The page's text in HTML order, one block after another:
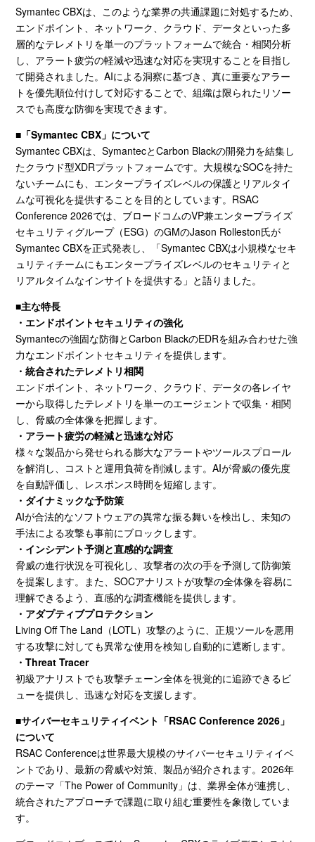
Symantec CBXは、このような業界の共通課題に対処するため、
エンドポイント、ネットワーク、クラウド、データといった多
層的なテレメトリを単一のプラットフォームで統合・相関分析
し、アラート疲労の軽減や迅速な対応を実現することを目指し
て開発されました。AIによる洞察に基づき、真に重要なアラー
トを優先順位付けして対応することで、組織は限られたリソー
スでも高度な防御を実現できます。
■「Symantec CBX 」について
Symantec CBXは、SymantecとCarbon Blackの開発力を結集し
たクラウド型XDRプラットフォームです。大規模なSOCを持た
ないチームにも、エンタープライズレベルの保護とリアルタイ
ムな可視化を提供することを目的としています。 RSAC
Conference 2026では、ブロードコムのVP兼エンタープライズ
セキュリティグループ（ESG）のGMのJason Rolleston氏が
Symantec CBXを正式発表し、「Symantec CBXは小規模なセキ
ュリティチームにもエンタープライズレベルのセキュリティと
リアルタイムなインサイトを提供する」と語りました。
■主な特長
・エンドポイントセキュリティの強化
Symantecの強固な防御とCarbon BlackのEDRを組み合わせた強
力なエンドポイントセキュリティを提供します。
・統合されたテレメトリ相関
エンドポイント、ネットワーク、クラウド、データの各レイヤ
ーから取得したテレメトリを単一のエージェントで収集・相関
し、脅威の全体像を把握します。
・アラート疲労の軽減と迅速な対応
様々な製品から発せられる膨大なアラートやツールスプロール
を解消し、コストと運用負荷を削減します。AIが脅威の優先度
を自動評価し、レスポンス時間を短縮します。
・ダイナミックな予防策
AIが合法的なソフトウェアの異常な振る舞いを検出し、未知の
手法による攻撃も事前にブロックします。
・インシデント予測と直感的な調査
脅威の進行状況を可視化し、攻撃者の次の手を予測して防御策
を提案します。また、SOCアナリストが攻撃の全体像を容易に
理解できるよう、直感的な調査機能を提供します。
・アダプティブプロテクション
Living Off The Land（LOTL）攻撃のように、正規ツールを悪用
する攻撃に対しても異常な使用を検知し自動的に遮断します。
・Threat Tracer
初級アナリストでも攻撃チェーン全体を視覚的に追跡できるビ
ューを提供し、迅速な対応を支援します。
■サイバーセキュリティイベント「RSAC Conference 2026 」
について
RSAC Conferenceは世界最大規模のサイバーセキュリティイベ
ントであり、最新の脅威や対策、製品が紹介されます。2026年
のテーマ「The Power of Community 」は、業界全体が連携し、
統合されたアプローチで課題に取り組む重要性を象徴していま
す。